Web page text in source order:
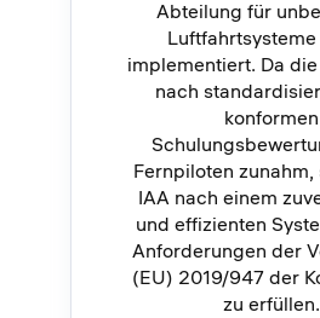
Abteilung für
implementiert. Da
nach
konformen
Fernpiloten
IAA nach einem
und effizienten
Anforderungen der
(EU) 2019/947 der
zu erfüllen.